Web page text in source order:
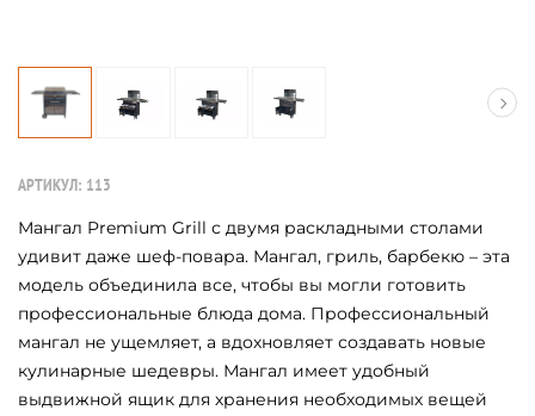
АРТИКУЛ: 113
Мангал Premium Grill с двумя раскладными столами
удивит даже шеф-повара. Мангал, гриль, барбекю – эта
модель объединила все, чтобы вы могли готовить
профессиональные блюда дома. Профессиональный
мангал не ущемляет, а вдохновляет создавать новые
кулинарные шедевры. Мангал имеет удобный
выдвижной ящик для хранения необходимых вещей